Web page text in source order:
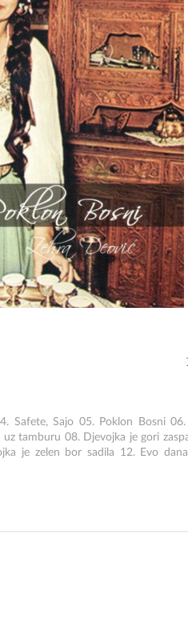
Safete, Sajo 05. Poklon Bosni
tamburu 08. Djevojka je gori
je zelen bor sadila 12. Evo